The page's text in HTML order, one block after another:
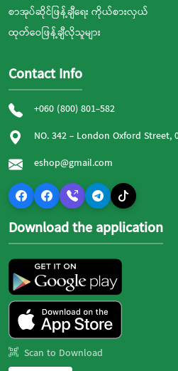
စာအုပ်ဆိုင်ဖြန့်ချီရေး ကိုယ်စားလှယ်
ထုတ်ဝေဖြန့်ချီလိုသူများ
Contact Info
+060 (800) 801-582
NO. 342 - London Oxford Street,
eshop@gmail.com
Download the application
Scan to Download